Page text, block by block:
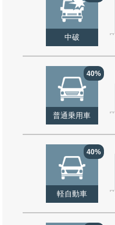
中破
40%
普通乗用車
40%
軽自動車